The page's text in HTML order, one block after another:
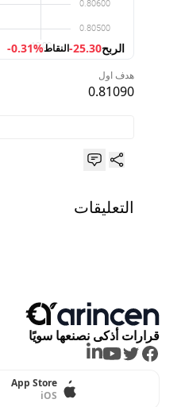
الربح-25.30النقاط-0.31%
هدف اول
0.81090
التعليقات
قرارات أذكى نصنعها سويًا
Facebook
Twitter
Youtube
LinkedIn
App Store
iOS